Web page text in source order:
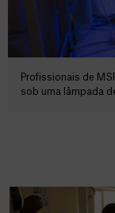
Profissionais de
sob uma lâmpada